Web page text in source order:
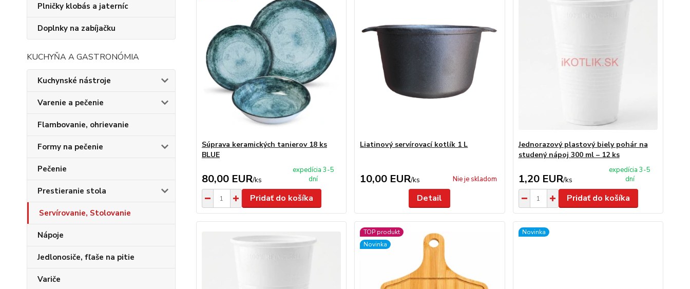
Plničky klobás a jaterníc
Doplnky na zabíjačku
KUCHYŇA A GASTRONÓMIA
Kuchynské nástroje
Varenie a pečenie
Flambovanie, ohrievanie
Formy na pečenie
Pečenie
Prestieranie stola
Servírovanie, Stolovanie
Nápoje
Jedlonosiče, fľaše na pitie
Variče
Súprava keramických tanierov 18 ks
BLUE
80,00 EUR/ks
expedícia 3-5
dní
Pridať do košíka
Liatinový servírovací kotlík 1 L
10,00 EUR/ks Nie je skladom
Detail
Jednorazový plastový biely pohár na
studený nápoj 300 ml – 12 ks
1,20 EUR/ks
expedícia 3-5
dní
Pridať do košíka
TOP produkt
Novinka
Novinka